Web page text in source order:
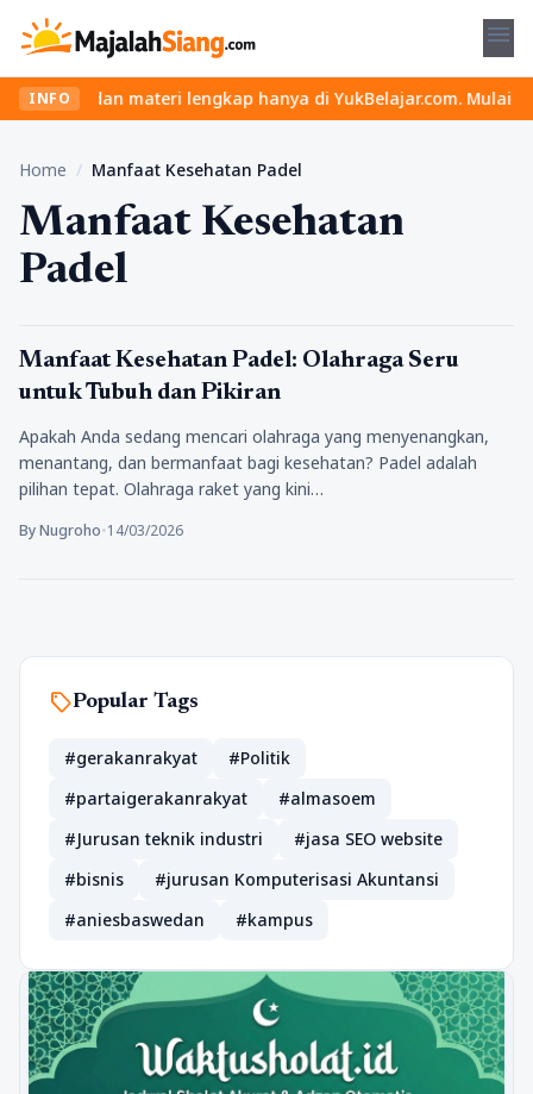
menu
INFO
seru dan materi lengkap hanya di YukBelajar.com. Mulai
Home / Manfaat Kesehatan Padel
Manfaat Kesehatan
Padel
Kesehatan
Manfaat Kesehatan Padel: Olahraga Seru
untuk Tubuh dan Pikiran
Apakah Anda sedang mencari olahraga yang menyenangkan,
menantang, dan bermanfaat bagi kesehatan? Padel adalah
pilihan tepat. Olahraga raket yang kini…
By Nugroho•14/03/2026
sellPopular Tags
#gerakanrakyat
#Politik
#partaigerakanrakyat
#almasoem
#Jurusan teknik industri
#jasa SEO website
#bisnis
#jurusan Komputerisasi Akuntansi
#aniesbaswedan
#kampus